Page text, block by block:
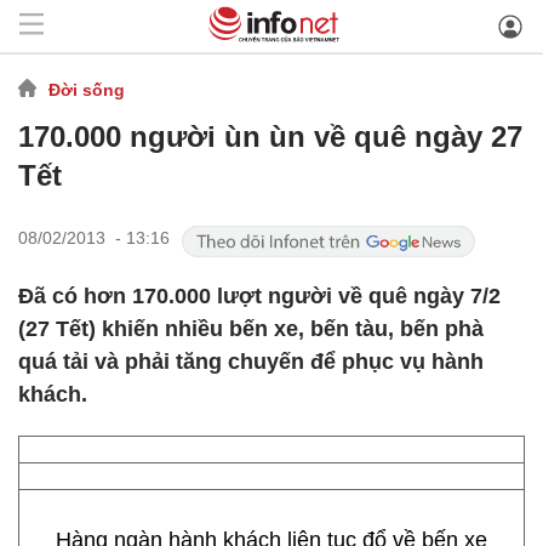
Đời sống
170.000 người ùn ùn về quê ngày 27
Tết
08/02/2013 - 13:16
Đã có hơn 170.000 lượt người về quê ngày 7/2
(27 Tết) khiến nhiều bến xe, bến tàu, bến phà
quá tải và phải tăng chuyến để phục vụ hành
khách.
Hàng ngàn hành khách liên tục đổ về bến xe